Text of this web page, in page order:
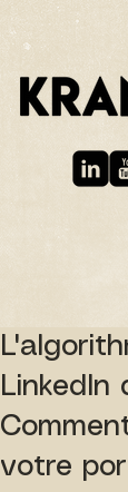
LinkedIn
votre